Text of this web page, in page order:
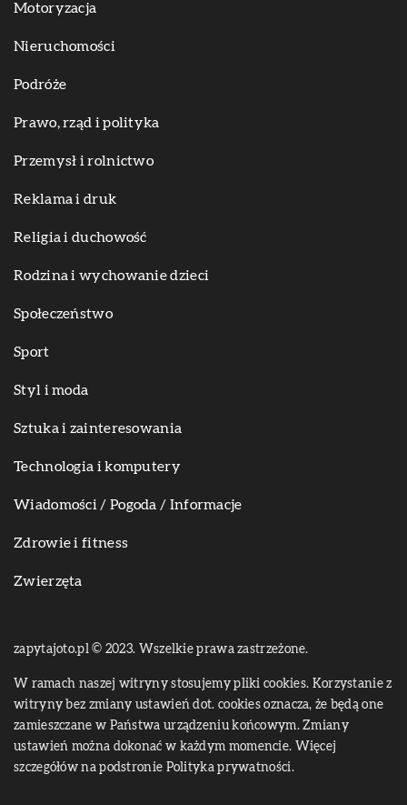
Motoryzacja
Nieruchomości
Podróże
Prawo, rząd i polityka
Przemysł i rolnictwo
Reklama i druk
Religia i duchowość
Rodzina i wychowanie dzieci
Społeczeństwo
Sport
Styl i moda
Sztuka i zainteresowania
Technologia i komputery
Wiadomości / Pogoda / Informacje
Zdrowie i fitness
Zwierzęta
zapytajoto.pl © 2023. Wszelkie prawa zastrzeżone.
W ramach naszej witryny stosujemy pliki cookies. Korzystanie z
witryny bez zmiany ustawień dot. cookies oznacza, że będą one
zamieszczane w Państwa urządzeniu końcowym. Zmiany
ustawień można dokonać w każdym momencie. Więcej
szczegółów na podstronie Polityka prywatności.